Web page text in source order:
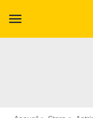
menu